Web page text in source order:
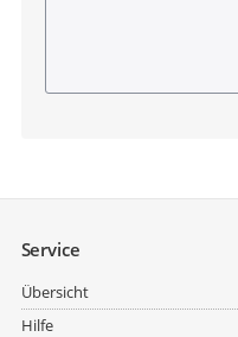
Service
Übersicht
Hilfe